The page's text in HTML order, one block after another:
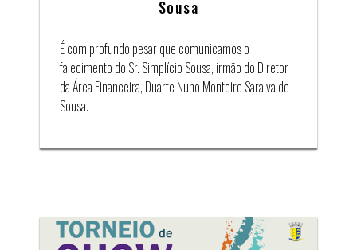
Sousa
É com profundo pesar que comunicamos o
falecimento do Sr. Simplício Sousa, irmão do Diretor
da Área Financeira, Duarte Nuno Monteiro Saraiva de
Sousa.